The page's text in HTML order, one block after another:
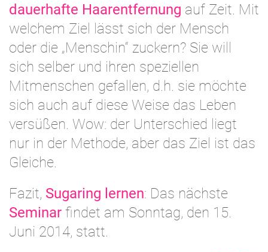
dauerhafte Haarentfernung auf Zeit. Mit
welchem Ziel lässt sich der Mensch
oder die „Menschin“ zuckern? Sie will
sich selber und ihren speziellen
Mitmenschen gefallen, d.h. sie möchte
sich auch auf diese Weise das Leben
versüßen. Wow: der Unterschied liegt
nur in der Methode, aber das Ziel ist das
Gleiche.
Fazit, Sugaring lernen: Das nächste
Seminar findet am Sonntag, den 15.
Juni 2014, statt.